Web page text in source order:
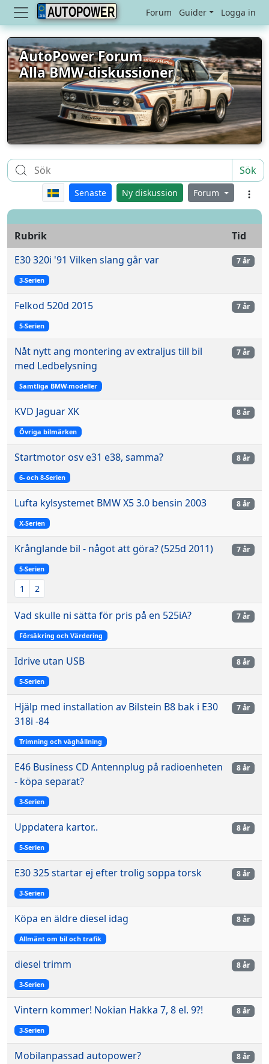
AUTOPOWER Forum Guider Logga in
AutoPower Forum
Alla BMW-diskussioner
Sök
Senaste Ny diskussion Forum
Rubrik
Tid
E30 320i '91 Vilken slang går var
3-Serien
7 år
Felkod 520d 2015
5-Serien
7 år
Nåt nytt ang montering av extraljus till bil
med Ledbelysning
Samtliga BMW-modeller
7 år
KVD Jaguar XK
Övriga bilmärken
8 år
Startmotor osv e31 e38, samma?
6- och 8-Serien
8 år
Lufta kylsystemet BMW X5 3.0 bensin 2003
X-Serien
8 år
Krånglande bil - något att göra? (525d 2011)
5-Serien
1 2
7 år
Vad skulle ni sätta för pris på en 525iA?
Försäkring och Värdering
7 år
Idrive utan USB
5-Serien
8 år
Hjälp med installation av Bilstein B8 bak i E30
318i -84
Trimning och väghållning
7 år
E46 Business CD Antennplug på radioenheten
- köpa separat?
3-Serien
8 år
Uppdatera kartor..
5-Serien
8 år
E30 325 startar ej efter trolig soppa torsk
3-Serien
8 år
Köpa en äldre diesel idag
Allmänt om bil och trafik
8 år
diesel trimm
3-Serien
8 år
Vintern kommer! Nokian Hakka 7, 8 el. 9?!
3-Serien
8 år
Mobilanpassad autopower? 8 år